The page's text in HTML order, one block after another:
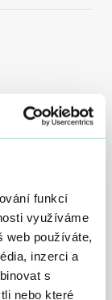
funkcí
využíváme
web používáte,
inzerci a
s
nebo které
v
III, které
kraj.
o možném
ze strany
podezření